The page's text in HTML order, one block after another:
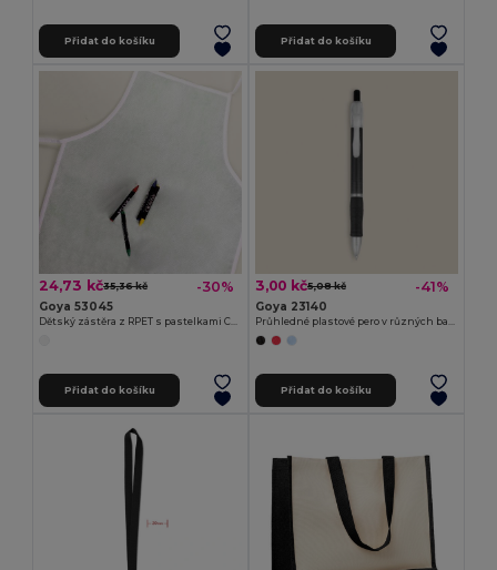
Přidat do košíku Přidat do košíku
24,73 kč35,36 kč -30%
Goya 53045
Dětský zástěra z RPET s pastelkami COOKER
Přidat do košíku
3,00 kč5,08 kč -41%
Goya 23140
Průhledné plastové pero v různých barvách TRANSLUCENT
Přidat do košíku